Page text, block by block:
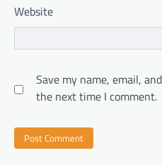
Website
Save my name, email,
the next time I comment.